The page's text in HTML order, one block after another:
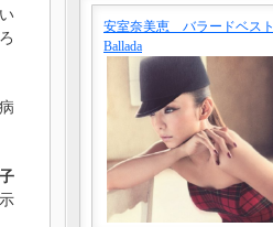
安室奈美恵 バラードベスト
Ballada